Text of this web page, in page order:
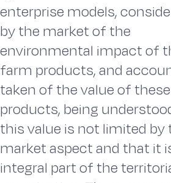
enterprise models,
by the market of the
environmental impact of
farm products, and
taken of the value of these
products, being
this value is not limited by
market aspect and that it
integral part of the